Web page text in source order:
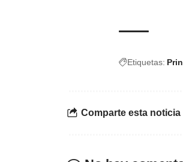
Etiquetas:
Comparte esta noticia